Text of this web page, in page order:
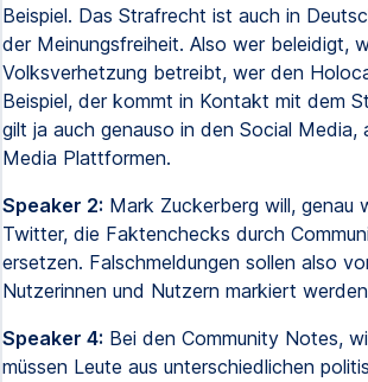
Beispiel. Das Strafrecht ist auch in
der Meinungsfreiheit. Also wer beleidigt,
Volksverhetzung betreibt, wer den
Beispiel, der kommt in Kontakt mit dem
gilt ja auch genauso in den Social Media,
Media Plattformen.
Speaker 2: Mark Zuckerberg will, genau
Twitter, die Faktenchecks durch
ersetzen. Falschmeldungen sollen also
Nutzerinnen und Nutzern markiert
Speaker 4: Bei den Community Notes,
müssen Leute aus unterschiedlichen